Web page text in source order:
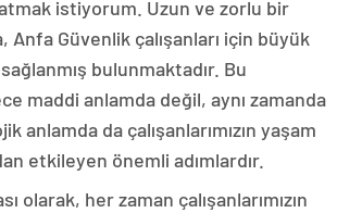
istiyorum. Uzun ve zorlu bir
Anfa Güvenlik çalışanları için büyük
bulunmaktadır. Bu
maddi anlamda değil, aynı zamanda
anlamda da çalışanlarımızın yaşam
etkileyen önemli adımlardır.
olarak, her zaman çalışanlarımızın